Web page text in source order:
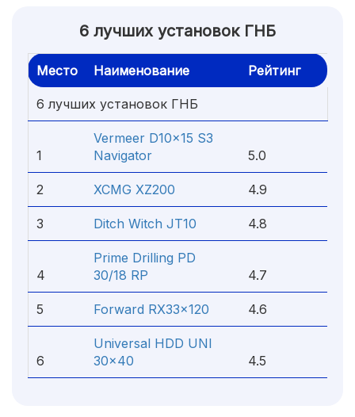
6 лучших установок ГНБ
Место Наименование Рейтинг
6 лучших установок ГНБ
1
Vermeer D10x15 S3
Navigator
5.0
2 XCMG XZ200 4.9
3 Ditch Witch JT10 4.8
4
Prime Drilling PD
30/18 RP
4.7
5 Forward RX33x120 4.6
6
Universal HDD UNI
30x40
4.5